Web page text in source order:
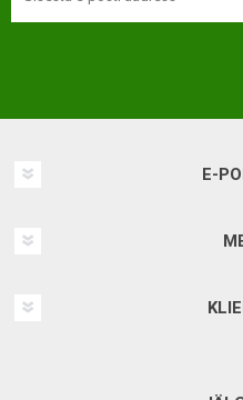
E-